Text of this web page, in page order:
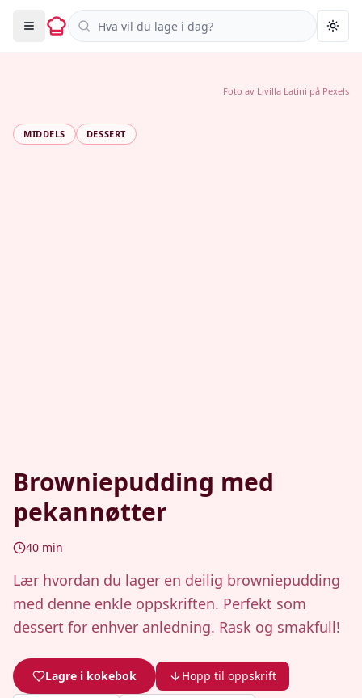
Søk i oppskrifter
MIDDELS DESSERT
Browniepudding med
pekannøtter
40 min
Lær hvordan du lager en deilig browniepudding
med denne enkle oppskriften. Perfekt som
dessert for enhver anledning. Rask og smakfull!
Lagre i kokebok Hopp til oppskrift
Foto av Livilla Latini på Pexels